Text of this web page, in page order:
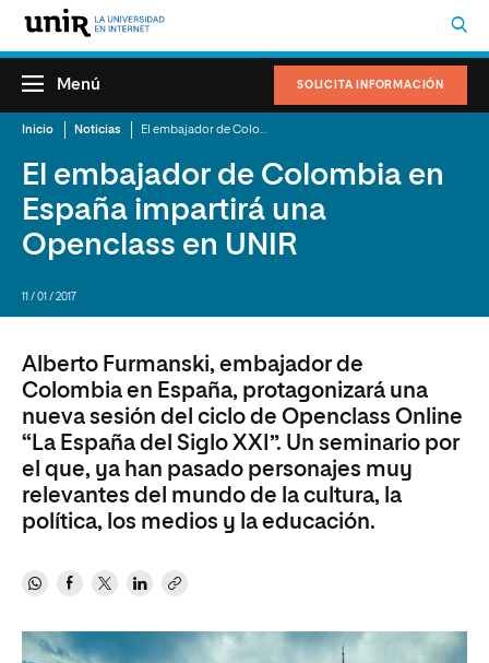
SOLICITA INFORMACIÓN
Menú
Inicio Noticias
El embajador de Colombia en
España impartirá una
Openclass en UNIR
11 / 01 / 2017
Alberto Furmanski, embajador de
Colombia en España, protagonizará una
nueva sesión del ciclo de Openclass Online
“La España del Siglo XXI”. Un seminario por
el que, ya han pasado personajes muy
relevantes del mundo de la cultura, la
política, los medios y la educación.